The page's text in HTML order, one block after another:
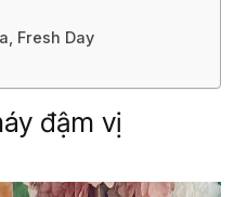
Fresh Day
đậm vị